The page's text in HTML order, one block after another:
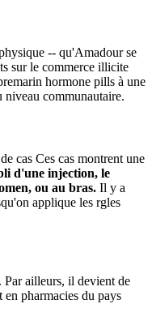
-- qu'Amadour se
sur le commerce illicite
hormone pills à une
communautaire.
cas Ces cas montrent une
d'une injection, le
ou au bras. Il y a
applique les rgles
ailleurs, il devient de
pharmacies du pays